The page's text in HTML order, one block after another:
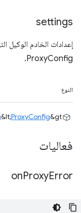
settings
إعدادات الخادم الوكيل
ProxyConfig.
النوع
&lt;ProxyConfig&gt;
فعاليات
onProxyError